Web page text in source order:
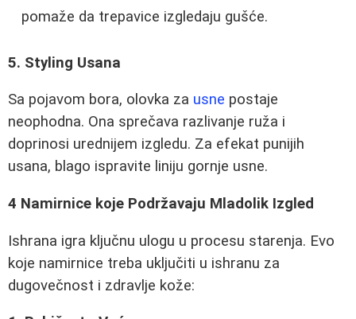
pomaže da trepavice izgledaju gušće.
5. Styling Usana
Sa pojavom bora, olovka za usne postaje
neophodna. Ona sprečava razlivanje ruža i
doprinosi urednijem izgledu. Za efekat punijih
usana, blago ispravite liniju gornje usne.
4 Namirnice koje Podržavaju Mladolik Izgled
Ishrana igra ključnu ulogu u procesu starenja. Evo
koje namirnice treba uključiti u ishranu za
dugovečnost i zdravlje kože: